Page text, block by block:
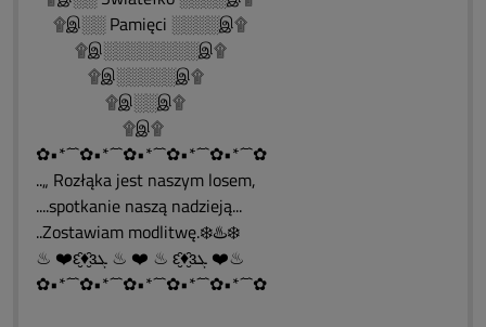
۩இ░░ Pamięci ░░░░இ۩
۩இ░░░░░░░░இ۩
۩இ░░░░░இ۩
۩இ░░இ۩
۩இ۩
✿•*´¯`✿•*´¯`✿•*´¯`✿•*´¯`✿•*´¯`✿
..„ Rozłąka jest naszym losem,
....spotkanie naszą nadzieją...
..Zostawiam modlitwę.❄️♨️❄️
♨ ❤️ԑ̮̑♦̮̑ɜܓ ♨ ❤️ ♨ ԑ̮̑♦̮̑ɜܓ ❤️♨
✿•*´¯`✿•*´¯`✿•*´¯`✿•*´¯`✿•*´¯`✿